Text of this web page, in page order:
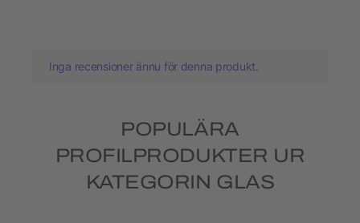
Inga recensioner ännu för denna produkt.
POPULÄRA
PROFILPRODUKTER UR
KATEGORIN GLAS